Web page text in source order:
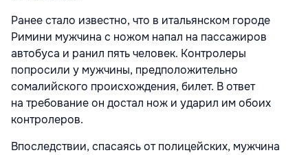
Ранее стало известно, что в итальянском городе
Римини мужчина с ножом напал на пассажиров
автобуса и ранил пять человек. Контролеры
попросили у мужчины, предположительно
сомалийского происхождения, билет. В ответ
на требование он достал нож и ударил им обоих
контролеров.
Впоследствии, спасаясь от полицейских, мужчина